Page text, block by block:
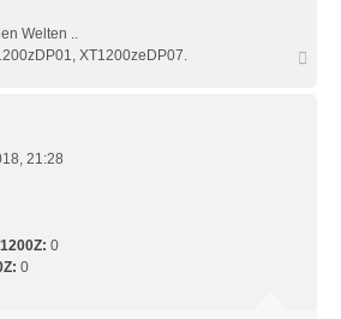
Welten ..
XT1200zeDP07.
21:28
0
0